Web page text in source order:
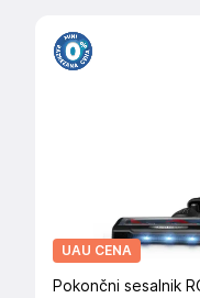
UAU CENA
Pokončni sesalnik